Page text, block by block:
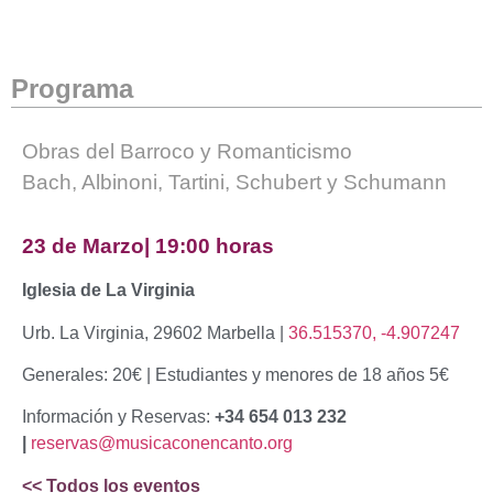
Programa
Obras del Barroco y Romanticismo
Bach, Albinoni, Tartini, Schubert y Schumann
23 de Marzo| 19:00 horas
Iglesia de La Virginia
Urb. La Virginia, 29602 Marbella | 36.515370, -4.907247
Generales: 20€ | Estudiantes y menores de 18 años 5€
Información y Reservas: +34 654 013 232
reservas@musicaconencanto.org
<< Todos los eventos